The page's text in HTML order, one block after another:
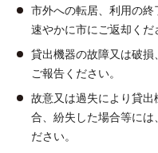
市外への転居、利用の
速やかに市にご返却くだ
貸出機器の故障又は破
ご報告ください。
故意又は過失により貸
合、紛失した場合等には
ださい。